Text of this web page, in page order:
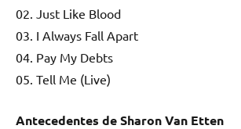
02. Just Like Blood
03. I Always Fall Apart
04. Pay My Debts
05. Tell Me (Live)
Antecedentes de Sharon Van Etten